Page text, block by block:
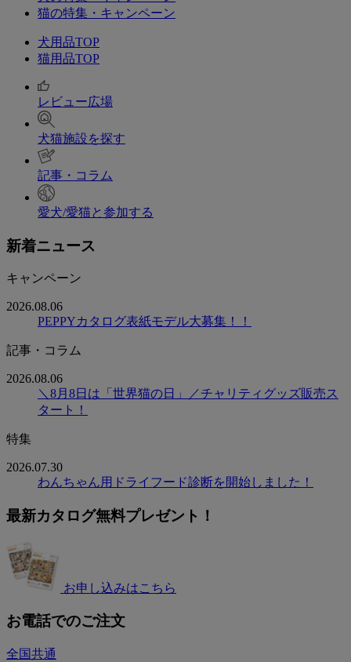
猫の特集・キャンペーン
犬用品TOP
猫用品TOP
レビュー広場
犬猫施設を探す
記事・コラム
愛犬/愛猫と参加する
新着ニュース
キャンペーン
2026.08.06
PEPPYカタログ表紙モデル大募集！！
記事・コラム
2026.08.06
＼8月8日は「世界猫の日」／チャリティグッズ販売ス
タート！
特集
2026.07.30
わんちゃん用ドライフード診断を開始しました！
最新カタログ無料プレゼント！
お申し込みはこちら
お電話でのご注文
全国共通